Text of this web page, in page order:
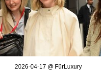
2026-04-17 @ FürLuxury